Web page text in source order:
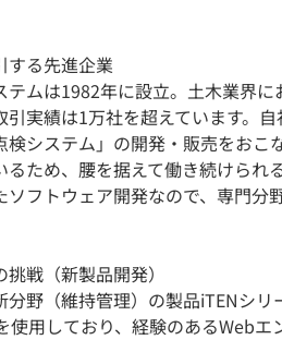
る先進企業
テムは1982年に設立。土木業界
引実績は1万社を超えています。
システム」の開発・販売をおこ
るため、腰を据えて働き続けられ
ソフトウェア開発なので、専門分
戦（新製品開発）
野（維持管理）の製品iTENシリ
使用しており、経験のあるWebエ